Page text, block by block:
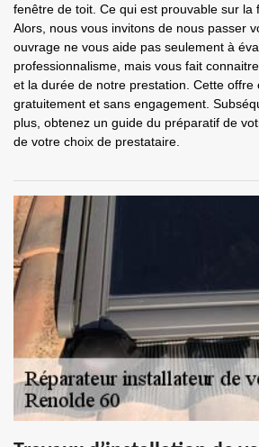
fenêtre de toit. Ce qui est prouvable sur la
Alors, nous vous invitons de nous passer
ouvrage ne vous aide pas seulement à
professionnalisme, mais vous fait
et la durée de notre prestation. Cette offre
gratuitement et sans engagement.
plus, obtenez un guide du préparatif de
de votre choix de prestataire.